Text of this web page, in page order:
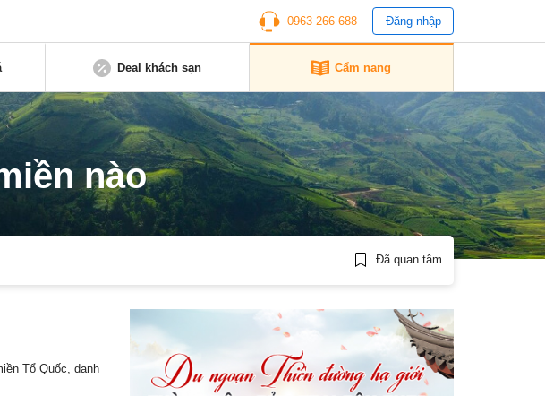
0963 266 688 Đăng nhập
Deal khách sạn Cẩm nang
nào
Đã quan tâm
Tổ Quốc, danh